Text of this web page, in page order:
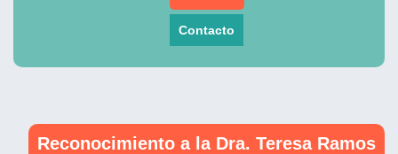
Contacto
Reconocimiento a la Dra. Teresa Ramos